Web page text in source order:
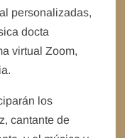
personalizadas,
docta
virtual Zoom,
los
cantante de